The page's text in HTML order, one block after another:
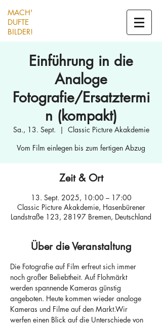
MACH'
DUFTE
BILDER!
Einführung in die
Analoge
Fotografie/Ersatztermi
n (kompakt)
Sa., 13. Sept.
  |
Classic Picture Akakdemie
Vom Film einlegen bis zum fertigen Abzug
Zeit & Ort
13. Sept. 2025, 10:00 – 17:00
Classic Picture Akakdemie, Hasenbürener
Landstraße 123, 28197 Bremen, Deutschland
Über die Veranstaltung
Die Fotografie auf Film erfreut sich immer
noch großer Beliebtheit. Auf Flohmärkt
werden spannende Kameras günstig
angeboten. Heute kommen wieder analoge
Kameras und Filme auf den Markt.Wir
werfen einen Blick auf die Unterschiede von